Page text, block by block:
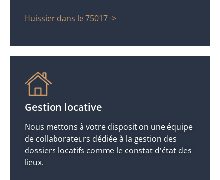
Huissier dans le 75017 ->
Gestion locative
Nous mettons à votre disposition une équipe
de collaborateurs dédiée à la gestion des
dossiers locatifs comme le constat d'état des
lieux.